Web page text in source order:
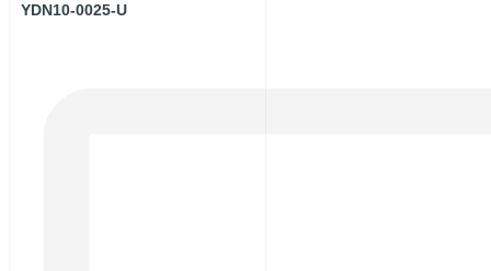
YDN10-0025-U